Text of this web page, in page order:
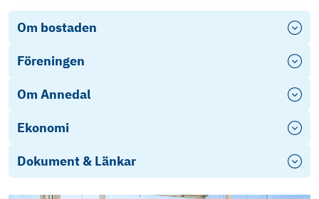
Om bostaden
Föreningen
Om Annedal
Ekonomi
Dokument & Länkar